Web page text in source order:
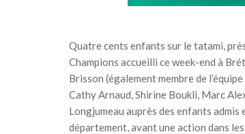
Quatre cents enfants sur le tatami,
Champions accueilli ce week-end à
Brisson (également membre de
Cathy Arnaud, Shirine Boukli, Marc
Longjumeau auprès des enfants admis
département, avant une action dans